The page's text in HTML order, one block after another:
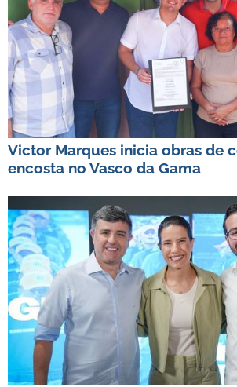
Victor Marques inicia obras de
encosta no Vasco da Gama